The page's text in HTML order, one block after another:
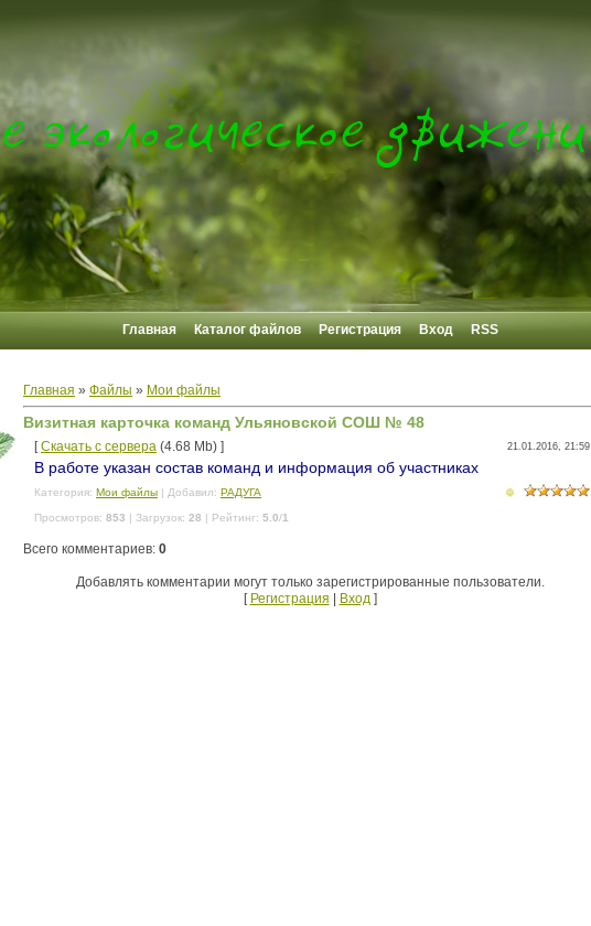
Главная Каталог файлов Регистрация Вход RSS
Главная » Файлы » Мои файлы
Визитная карточка команд Ульяновской СОШ № 48
[Скачать с сервера (4.68 Mb) ] 21.01.2016, 21:59
В работе указан состав команд и информация об участниках
Категория: Мои файлы | Добавил: РАДУГА
Просмотров: 853 | Загрузок: 28 | Рейтинг: 5.0/1
Всего комментариев: 0
Добавлять комментарии могут только зарегистрированные пользователи.
[ Регистрация Вход]